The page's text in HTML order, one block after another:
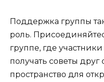
Поддержка группы
роль.
группе, где
получать советы друг
пространство для